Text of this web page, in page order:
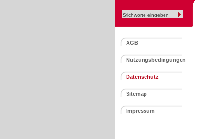
AGB
Nutzungsbedingungen
Datenschutz
Sitemap
Impressum